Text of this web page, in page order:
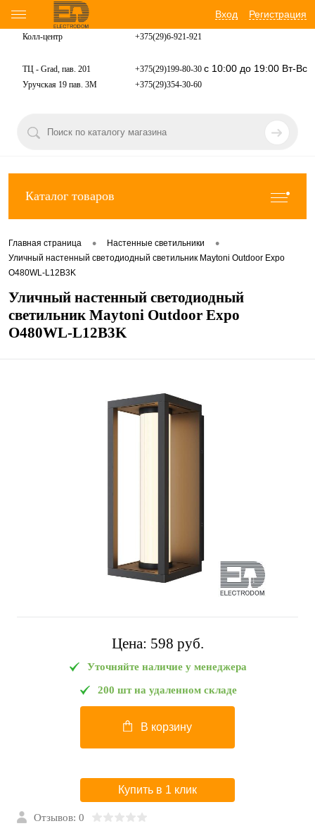
Вход Регистрация
Колл-центр +375(29)6-921-921
ТЦ - Grad, пав. 201 +375(29)199-80-30 с 10:00 до 19:00 Вт-Вс
Уручская 19 пав. 3М +375(29)354-30-60
Каталог товаров
Главная страница • Настенные светильники •
Уличный настенный светодиодный светильник Maytoni Outdoor Expo
O480WL-L12B3K
Уличный настенный светодиодный
светильник Maytoni Outdoor Expo
O480WL-L12B3K
Цена: 598 pуб.
Уточняйте наличие у менеджера
200 шт на удаленном складе
В корзину
Купить в 1 клик
Отзывов: 0